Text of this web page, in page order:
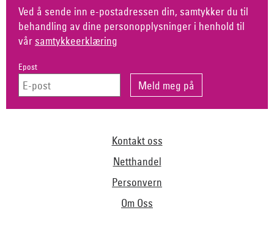
Ved å sende inn e-postadressen din, samtykker du til
behandling av dine personopplysninger i henhold til
vår samtykkeerklæring
Epost
Kontakt oss
Netthandel
Personvern
Om Oss